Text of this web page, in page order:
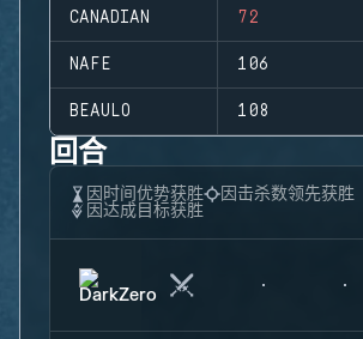
CANADIAN 72
NAFE 106
BEAULO 108
回合
因时间优势获胜
因击杀数领先获胜
因达成目标获胜